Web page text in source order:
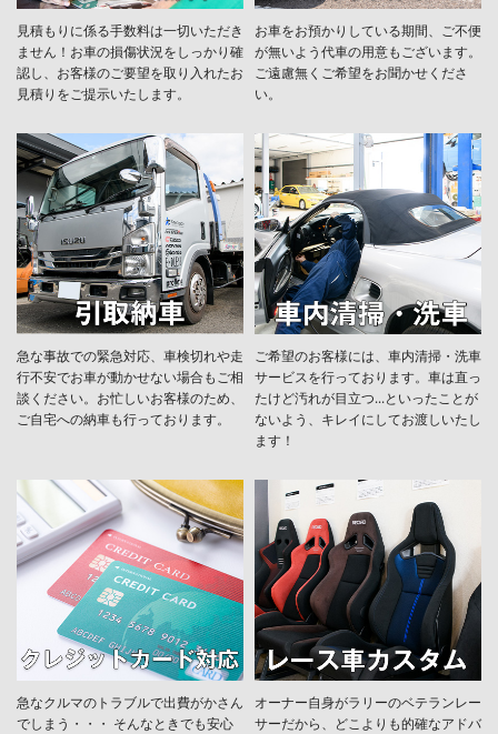
見積もりに係る手数料は一切いただき
ません！お車の損傷状況をしっかり確
認し、お客様のご要望を取り入れたお
見積りをご提示いたします。
お車をお預かりしている期間、ご不便
が無いよう代車の用意もございます。
ご遠慮無くご希望をお聞かせくださ
い。
急な事故での緊急対応、車検切れや走
行不安でお車が動かせない場合もご相
談ください。お忙しいお客様のため、
ご自宅への納車も行っております。
ご希望のお客様には、車内清掃・洗車
サービスを行っております。車は直っ
たけど汚れが目立つ...といったことが
ないよう、キレイにしてお渡しいたし
ます！
急なクルマのトラブルで出費がかさん
でしまう・・・ そんなときでも安心
オーナー自身がラリーのベテランレー
サーだから、どこよりも的確なアドバ